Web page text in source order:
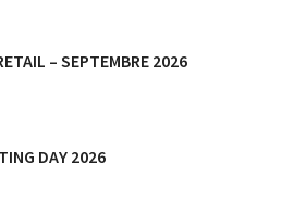
– SEPTEMBRE 2026
DAY 2026